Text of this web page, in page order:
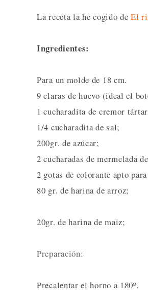
La receta la he cogido deEl
Ingredientes:
Para un molde de 18 cm.
9 claras de huevo (ideal el
1 cucharadita de cremor
1/4 cucharadita de sal;
200gr. de azúcar;
2 cucharadas de mermelada
2 gotas de colorante apto
80 gr. de harina de arroz;
20gr. de harina de maiz;
Preparación:
Precalentar el horno a 180º.